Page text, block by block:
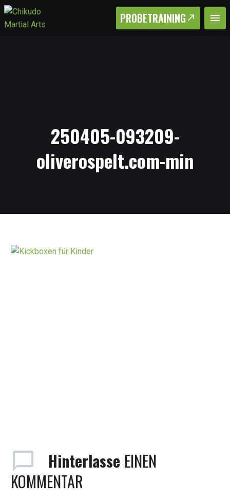
PROBETRAINING
250405-093209-
oliverospelt.com-min
Hinterlasse EINEN
KOMMENTAR